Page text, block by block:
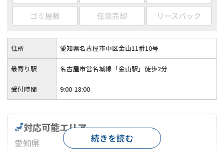
ゴミ屋敷
任意売却 リースバック
住所 愛知県名古屋市中区金山11番10号
最寄り駅 名古屋市営名城線「金山駅」徒歩2分
受付時間 9:00-18:00
対応可能エリア
愛知県 続きを読む